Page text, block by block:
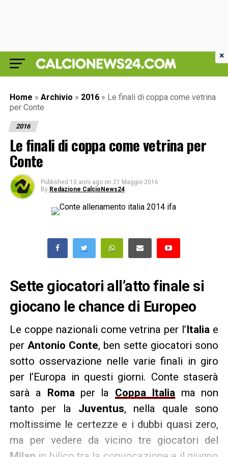
Home » Archivio » 2016 » Le finali di coppa come vetrina
per Conte
2016
Le finali di coppa come vetrina per
Conte
Published 10 anni ago on 21 Maggio 2016
By Redazione CalcioNews24
Sette giocatori all’atto finale si
giocano le chance di Europeo
Le coppe nazionali come vetrina per l’Italia e
per Antonio Conte, ben sette giocatori sono
sotto osservazione nelle varie finali in giro
per l’Europa in questi giorni. Conte staserà
sarà a Roma per la Coppa Italia ma non
tanto per la Juventus, nella quale sono
moltissime le certezze e i dubbi quasi zero,
ma per vedere da vicino tre giocatori del
×